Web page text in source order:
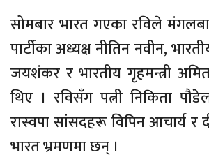
सोमबार भारत गएका रविले
पार्टीका अध्यक्ष नीतिन नवीन,
जयशंकर र भारतीय गृहमन्त्री
थिए । रविसँग पत्नी निकिता
रास्वपा सांसदहरू विपिन आचार्य र
भारत भ्रमणमा छन् ।